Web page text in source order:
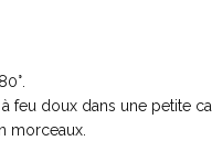
feu doux dans une petite
morceaux.